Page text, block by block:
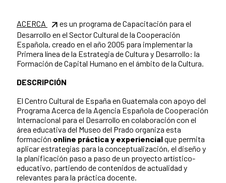
ACERCA
es un programa de Capacitación para el
Desarrollo en el Sector Cultural de la Cooperación
Española, creado en el año 2005 para implementar la
Primera línea de la Estrategia de Cultura y Desarrollo: la
Formación de Capital Humano en el ámbito de la Cultura.
DESCRIPCIÓN
El Centro Cultural de España en Guatemala con apoyo del
Programa Acerca de la Agencia Española de Cooperación
Internacional para el Desarrollo en colaboración con el
área educativa del Museo del Prado organiza esta
formación online práctica y experiencialque permita
aplicar estrategias para la conceptualización, el diseño y
la planificación paso a paso de un proyecto artístico-
educativo, partiendo de contenidos de actualidad y
relevantes para la práctica docente.